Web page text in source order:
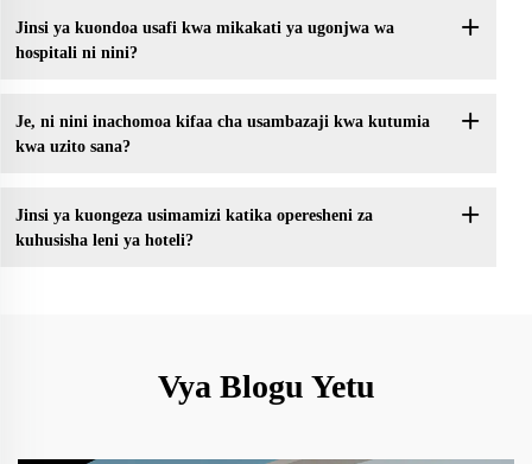
Jinsi ya kuondoa usafi kwa mikakati ya ugonjwa wa
hospitali ni nini?
Je, ni nini inachomoa kifaa cha usambazaji kwa kutumia
kwa uzito sana?
Jinsi ya kuongeza usimamizi katika operesheni za
kuhusisha leni ya hoteli?
Vya Blogu Yetu